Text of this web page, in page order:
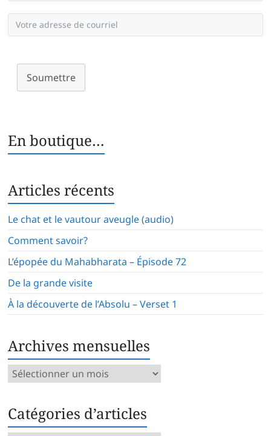
Soumettre
En boutique…
Articles récents
Le chat et le vautour aveugle (audio)
Comment savoir?
L’épopée du Mahabharata – Épisode 72
De la grande visite
À la découverte de l’Absolu – Verset 1
Archives mensuelles
Archives
Catégories d’articles